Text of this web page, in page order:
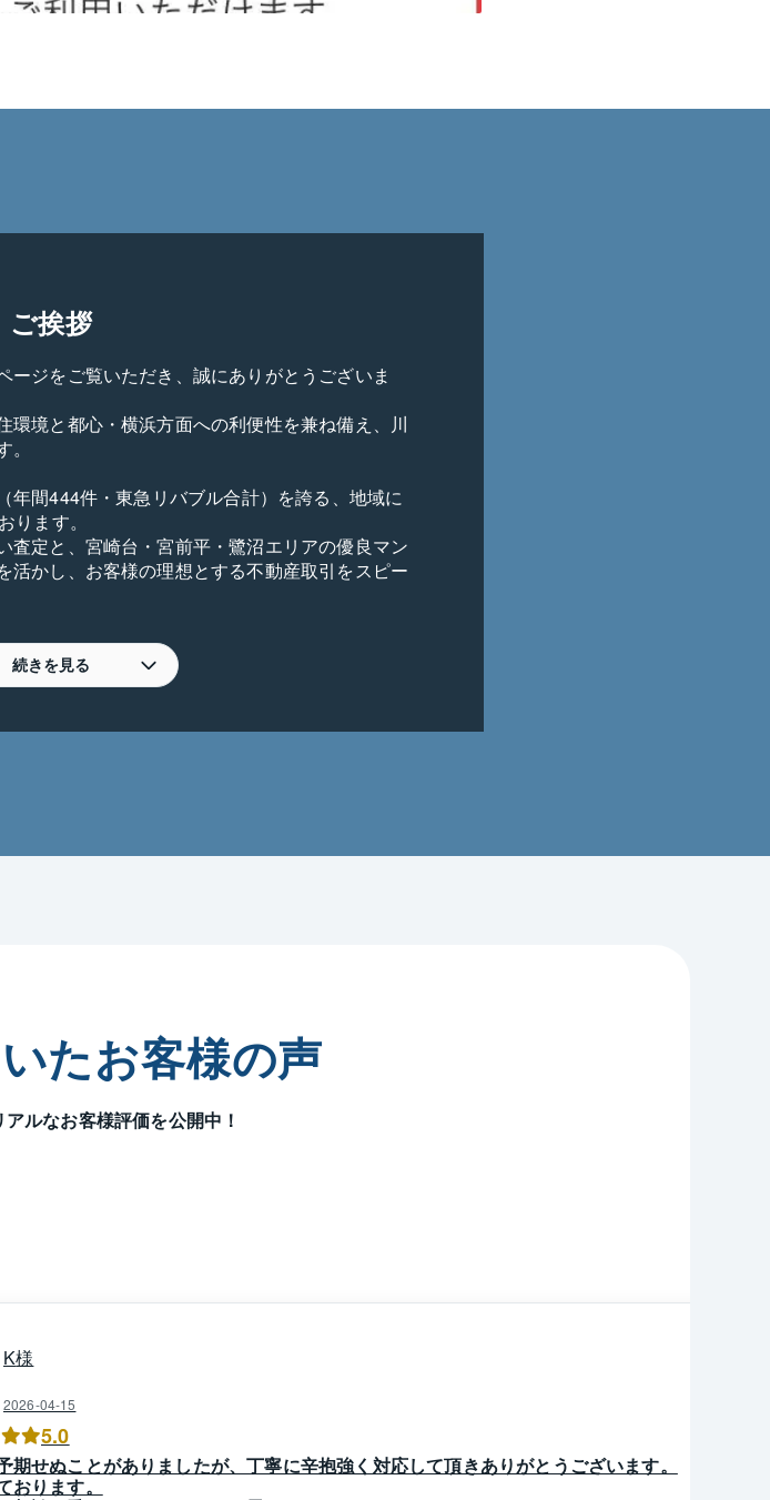
ご挨拶
ジをご覧いただき、誠にありがとうございま
環境と都心・横浜方面への利便性を兼ね備え、川
年間444件・東急リバブル合計）を誇る、地域に
ります。
査定と、宮崎台・宮前平・鷺沼エリアの優良マン
活かし、お客様の理想とする不動産取引をスピー
案件を統括し、取引の質を担保します
向き合い、「お客様の利益」を最優先に考えま
へ
確認」「リースバック（住み続けながら資金確
平小学校、富士見台小学校、土橋小学校、宮崎小
続きを見る
たお客様の声
アルなお客様評価を公開中！
K様
2026-04-15
5.0
期せぬことがありましたが、丁寧に辛抱強く対応して頂きありがとうございます。
おります。